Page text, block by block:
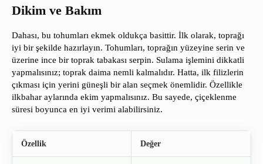
Dikim ve Bakım
Dahası, bu tohumları ekmek oldukça basittir. İlk olarak, toprağı
iyi bir şekilde hazırlayın. Tohumları, toprağın yüzeyine serin ve
üzerine ince bir toprak tabakası serpin. Sulama işlemini dikkatli
yapmalısınız; toprak daima nemli kalmalıdır. Hatta, ilk filizlerin
çıkması için yerini güneşli bir alan seçmek önemlidir. Özellikle
ilkbahar aylarında ekim yapmalısınız. Bu sayede, çiçeklenme
süresi boyunca en iyi verimi alabilirsiniz.
Özellik Değer